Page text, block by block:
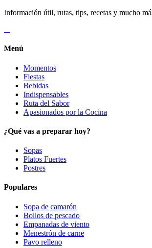
Información útil, rutas, tips, recetas y mucho
Menú
Momentos
Fiestas
Bebidas
Indispensables
Ruta del Sabor
Apasionados por la Cocina
¿Qué vas a preparar hoy?
Sopas
Platos Fuertes
Postres
Populares
Sopa de camarón
Bollos de pescado
Empanadas de viento
Menestrón de carne
Pavo relleno